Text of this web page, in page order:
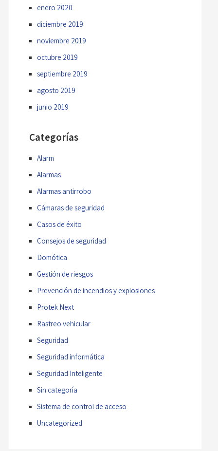
enero 2020
diciembre 2019
noviembre 2019
octubre 2019
septiembre 2019
agosto 2019
junio 2019
Categorías
Alarm
Alarmas
Alarmas antirrobo
Cámaras de seguridad
Casos de éxito
Consejos de seguridad
Domótica
Gestión de riesgos
Prevención de incendios y explosiones
Protek Next
Rastreo vehicular
Seguridad
Seguridad informática
Seguridad Inteligente
Sin categoría
Sistema de control de acceso
Uncategorized